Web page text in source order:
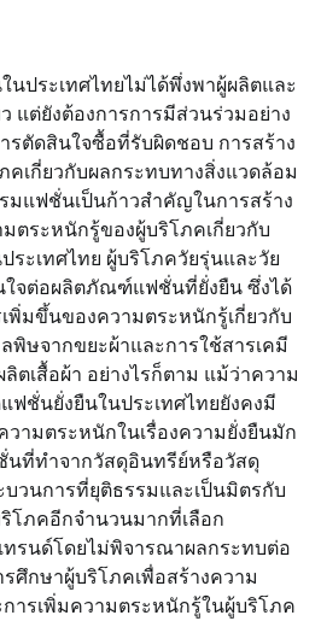
ประเทศไทยไม่ได้พึ่งพาผู้ผลิตและ
ว แต่ยังต้องการการมีส่วนร่วมอย่าง
รตัดสินใจซื้อที่รับผิดชอบ การสร้าง
เกี่ยวกับผลกระทบทางสิ่งแวดล้อม
มแฟชั่นเป็นก้าวสำคัญในการสร้าง
ตระหนักรู้ของผู้บริโภคเกี่ยวกับ
ระเทศไทย ผู้บริโภควัยรุ่นและวัย
ใจต่อผลิตภัณฑ์แฟชั่นที่ยั่งยืน ซึ่งได้
พิ่มขึ้นของความตระหนักรู้เกี่ยวกับ
ษจากขยะผ้าและการใช้สารเคมี
ตเสื้อผ้า อย่างไรก็ตาม แม้ว่าความ
ฟชั่นยั่งยืนในประเทศไทยยังคงมี
ามตระหนักในเรื่องความยั่งยืนมัก
ที่ทำจากวัสดุอินทรีย์หรือวัสดุ
บวนการที่ยุติธรรมและเป็นมิตรกับ
โภคอีกจำนวนมากที่เลือก
รนด์โดยไม่พิจารณาผลกระทบต่อ
ศึกษาผู้บริโภคเพื่อสร้างความ
ารเพิ่มความตระหนักรู้ในผู้บริโภค